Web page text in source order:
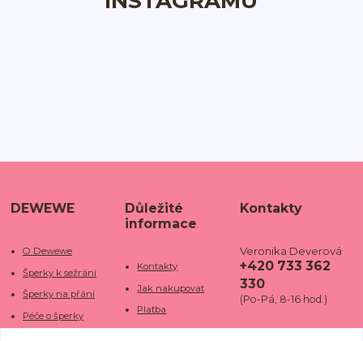
DEWEWE
O Dewewe
Šperky k sežrání
Šperky na přání
Péče o šperky
Důležité
informace
Kontakty
Jak nakupovat
Platba
Doba dodání
Kontakty
Veronika Deverová
+420 733 362
330
(Po-Pá, 8-16 hod.)